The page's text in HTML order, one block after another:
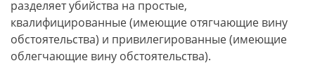
разделяет убийства на простые,
квалифицированные (имеющие отягчающие вину
обстоятельства) и привилегированные (имеющие
облегчающие вину обстоятельства).